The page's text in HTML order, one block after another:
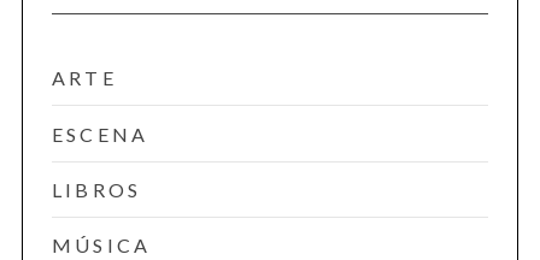
ARTE
ESCENA
LIBROS
MÚSICA